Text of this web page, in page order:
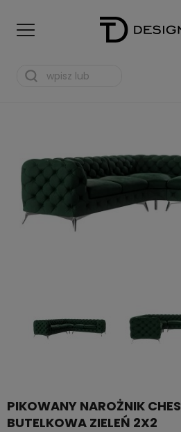
PIKOWANY NAROŻNIK
BUTELKOWA ZIELEŃ 2X2